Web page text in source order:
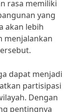
rasa memiliki
yang
akan lebih
menjalankan
dapat menjadi
partisipasi
Dengan
pentingnya